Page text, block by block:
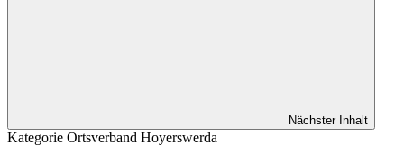
Nächster Inhalt
Kategorie Ortsverband Hoyerswerda